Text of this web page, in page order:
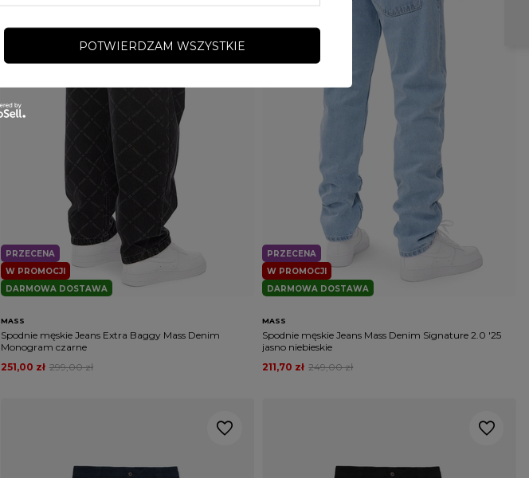
W PROMOCJI
PRZECENA
DARMOWA DOSTAWA
MASS
Spodnie męskie Jeans Extra Baggy Mass Denim
Monogram czarne
299,00 zł
251,00 zł
W PROMOCJI
PRZECENA
DARMOWA DOSTAWA
MASS
Spodnie męskie Jeans Mass Denim Signature 2.0 '25
jasno niebieskie
249,00 zł
211,70 zł
POTWIERDZAM WSZYSTKIE